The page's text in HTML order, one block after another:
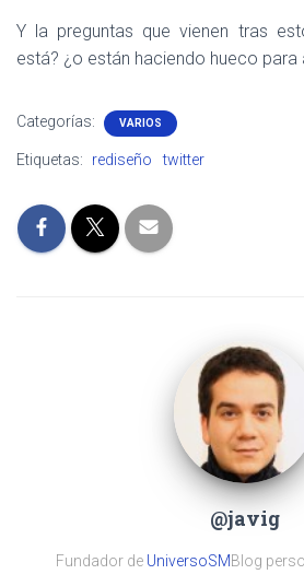
Y la preguntas que vienen tras
está? ¿o están haciendo hueco para
Categorías: VARIOS
Etiquetas: rediseño twitter
@javig
Fundador de UniversoSMBlog